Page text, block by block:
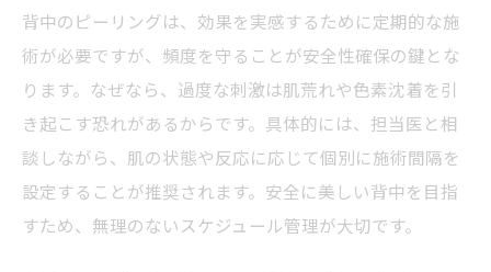
背中のピーリングは、効果を実感するために定期的な施
術が必要ですが、頻度を守ることが安全性確保の鍵とな
ります。なぜなら、過度な刺激は肌荒れや色素沈着を引
き起こす恐れがあるからです。具体的には、担当医と相
談しながら、肌の状態や反応に応じて個別に施術間隔を
設定することが推奨されます。安全に美しい背中を目指
すため、無理のないスケジュール管理が大切です。